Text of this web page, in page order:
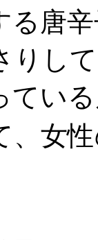
る唐
りし
てい
、女